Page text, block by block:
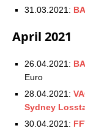
31.03.2021:
April 2021
26.04.2021:
Euro
28.04.2021:
Sydney
30.04.2021: